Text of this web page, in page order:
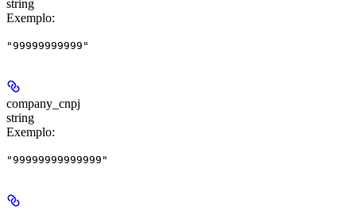
string
Exemplo:
"99999999999"
company_cnpj
string
Exemplo:
"99999999999999"